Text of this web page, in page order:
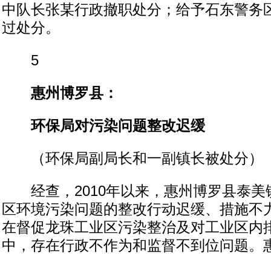
中队长张某行政撤职处分；给予石东警务
过处分。
5
惠州博罗县：
环保局对污染问题整改迟缓
（环保局副局长和一副镇长被处分）
经查，2010年以来，惠州博罗县泰美
区环境污染问题的整改行动迟缓、措施不
在督促龙珠工业区污染整治及对工业区内
中，存在行政不作为和监督不到位问题。